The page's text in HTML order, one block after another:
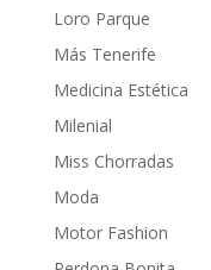
Loro Parque
Más Tenerife
Medicina Estética
Milenial
Miss Chorradas
Moda
Motor Fashion